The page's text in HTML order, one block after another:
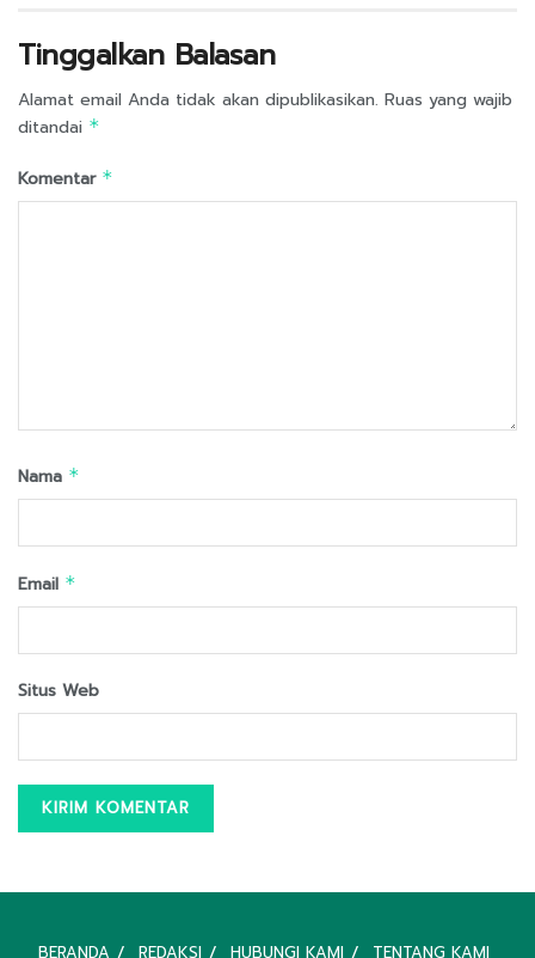
Tinggalkan Balasan
Alamat email Anda tidak akan dipublikasikan. Ruas yang wajib
ditandai *
Komentar *
Nama *
Email *
Situs Web
BERANDA REDAKSI HUBUNGI KAMI TENTANG KAMI